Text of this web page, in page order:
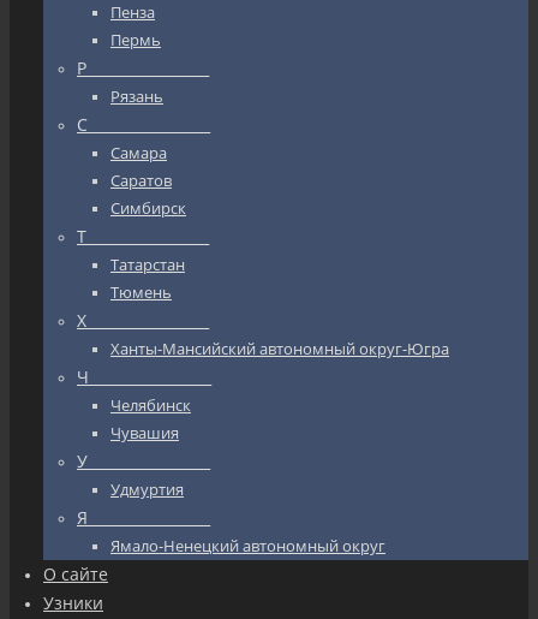
Пенза
Пермь
Р_________________
Рязань
С_________________
Самара
Саратов
Симбирск
Т_________________
Татарстан
Тюмень
Х_________________
Ханты-Мансийский автономный округ-Югра
Ч_________________
Челябинск
Чувашия
У_________________
Удмуртия
Я_________________
Ямало-Ненецкий автономный округ
О сайте
Узники